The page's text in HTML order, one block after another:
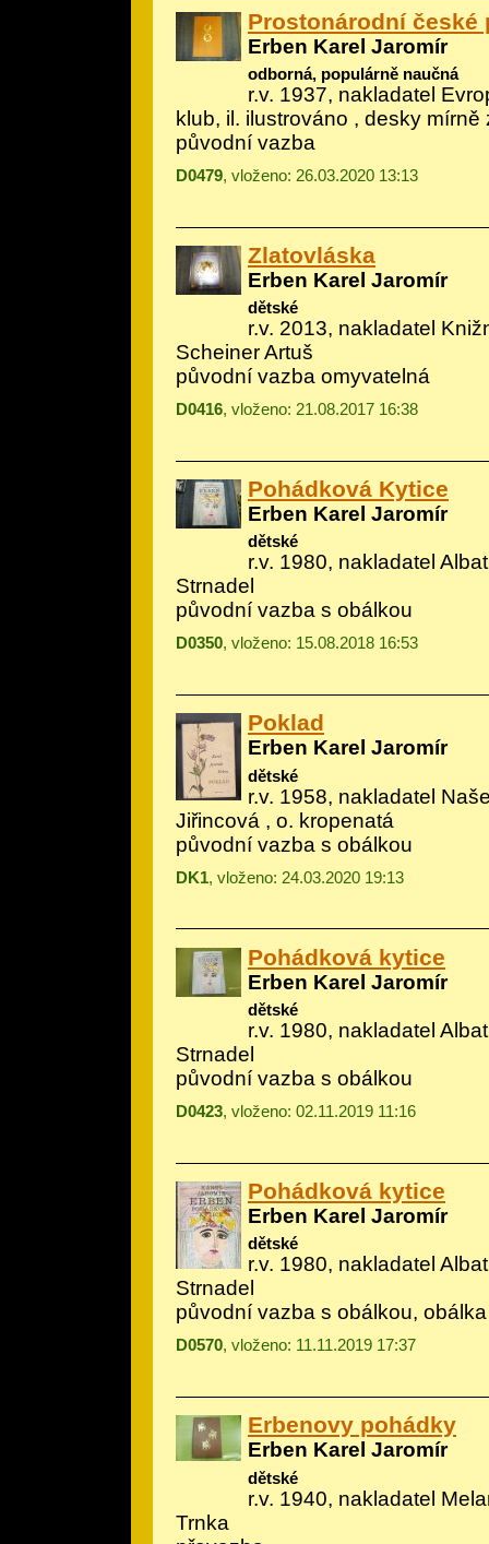
Prostonárodní české
Erben Karel Jaromír
odborná, populárně naučná
r.v. 1937, nakladatel
klub, il. ilustrováno , desky mírně
původní vazba
D0479, vloženo: 26.03.2020 13:13
Zlatovláska
Erben Karel Jaromír
dětské
r.v. 2013, nakladatel
Scheiner Artuš
původní vazba omyvatelná
D0416, vloženo: 21.08.2017 16:38
Pohádková Kytice
Erben Karel Jaromír
dětské
r.v. 1980, nakladatel
Strnadel
původní vazba s obálkou
D0350, vloženo: 15.08.2018 16:53
Poklad
Erben Karel Jaromír
dětské
r.v. 1958, nakladatel
Jiřincová , o. kropenatá
původní vazba s obálkou
DK1, vloženo: 24.03.2020 19:13
Pohádková kytice
Erben Karel Jaromír
dětské
r.v. 1980, nakladatel
Strnadel
původní vazba s obálkou
D0423, vloženo: 02.11.2019 11:16
Pohádková kytice
Erben Karel Jaromír
dětské
r.v. 1980, nakladatel
Strnadel
původní vazba s obálkou,
D0570, vloženo: 11.11.2019 17:37
Erbenovy pohádky
Erben Karel Jaromír
dětské
r.v. 1940, nakladatel
Trnka